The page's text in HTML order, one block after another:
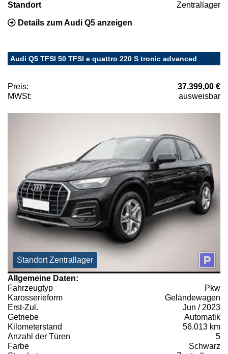
Standort Zentrallager
Details zum Audi Q5 anzeigen
Audi Q5 TFSI 50 TFSI e quattro 220 S tronic advanced
Preis:
37.399,00 €
MWSt:
ausweisbar
Standort Zentrallager
Allgemeine Daten:
Fahrzeugtyp
Pkw
Karosserieform
Geländewagen
Erst-Zul.
Jun / 2023
Getriebe
Automatik
Kilometerstand
56.013 km
Anzahl der Türen
5
Farbe
Schwarz